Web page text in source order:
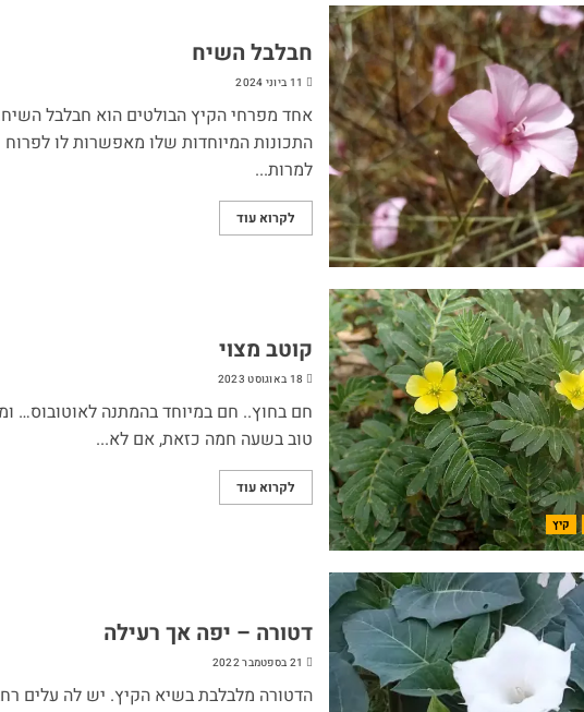
חבלבל השיח
11 ביוני 2024
אחד מפרחי הקיץ הבולטים הוא חבלבל
התכונות המיוחדות שלו מאפשרות לו לפרוח
למרות...
לקרוא עוד
קיץ
קוטב מצוי
18 באוגוסט 2023
חם בחוץ.. חם במיוחד בהמתנה לאוטובוס…
טוב בשעה חמה כזאת, אם לא...
לקרוא עוד
דטורה – יפה אך רעילה
21 בספטמבר 2022
הדטורה מלבלבת בשיא הקיץ. יש לה עלים